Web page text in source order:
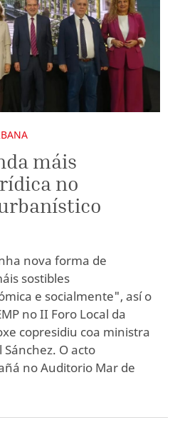
máis
no
nova forma de
sostibles
e socialmente", así o
no II Foro Local da
copresidiu coa ministra
O acto
no Auditorio Mar de